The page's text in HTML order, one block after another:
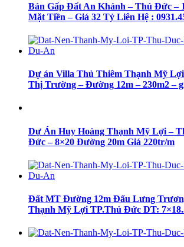
Bán Gấp Đất An Khánh – Thủ Đức –
Mặt Tiền – Giá 32 Tỷ Liên Hệ :
Dự án Villa Thủ Thiêm Thạnh Mỹ
Thị Trường – Đường 12m – 230m2 –
Dự Án Huy Hoàng Thạnh Mỹ Lợi –
Đức – 8×20 Đường 20m Giá 220tr/m
Đất MT Đường 12m Đấu Lưng
Thạnh Mỹ Lợi TP.Thủ Đức DT: